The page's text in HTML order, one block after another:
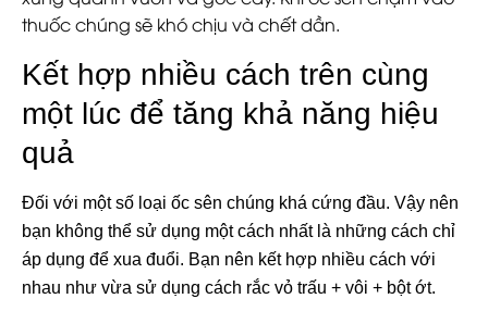
thuốc chúng sẽ khó chịu và chết dần.
Kết hợp nhiều cách trên cùng
một lúc để tăng khả năng hiệu
quả
Đối với một số loại ốc sên chúng khá cứng đầu. Vậy nên
bạn không thể sử dụng một cách nhất là những cách chỉ
áp dụng để xua đuổi. Bạn nên kết hợp nhiều cách với
nhau như vừa sử dụng cách rắc vỏ trấu + vôi + bột ớt.